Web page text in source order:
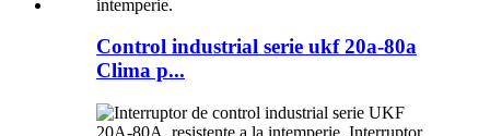
Control industrial serie ukf 20a-80a
Clima p...